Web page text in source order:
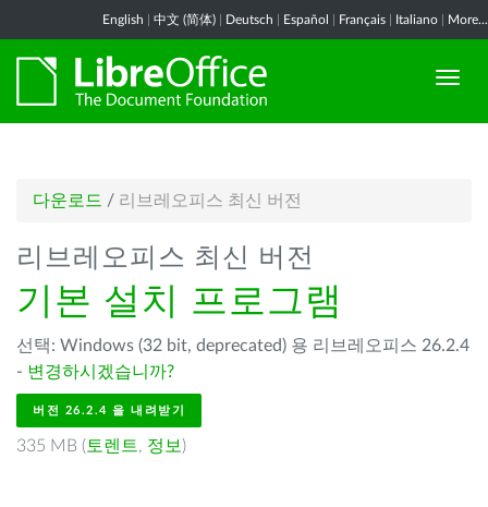
English 中文 (简体) Deutsch Español Français Italiano More...
다운로드 / 리브레오피스 최신 버전
리브레오피스 최신 버전
기본 설치 프로그램
선택: Windows (32 bit, deprecated) 용 리브레오피스 26.2.4
- 변경하시겠습니까?
버전 26.2.4 을 내려받기
335 MB ( 토렌트, 정보 )